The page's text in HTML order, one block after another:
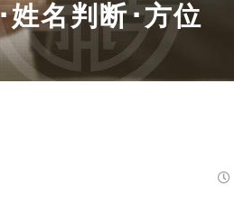
姓名判断･方位